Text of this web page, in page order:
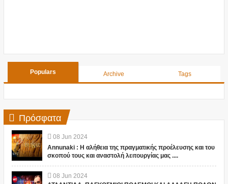
Populars Archive Tags
Πρόσφατα
08 Jun 2024
Annunaki : Η αλήθεια της πραγματικής προέλευσης και του
σκοπού τους και αναστολή λειτουργίας μας ....
08 Jun 2024